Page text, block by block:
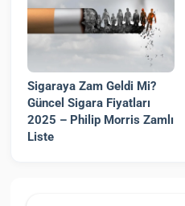
Sigaraya Zam Geldi Mi?
Güncel Sigara Fiyatları
2025 – Philip Morris Zamlı
Liste